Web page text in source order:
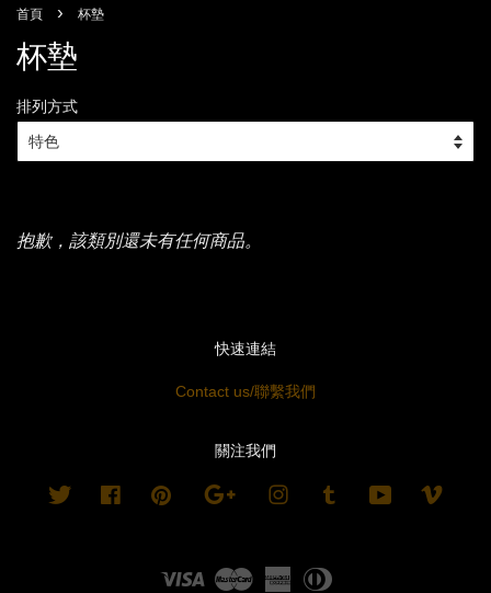
首頁 › 杯墊
杯墊
排列方式
抱歉，該類別還未有任何商品。
快速連結
Contact us/聯繫我們
關注我們
Twitter FacebookPinterest Google InstagramTumblr YouTube
Visa Master AmericanDiners